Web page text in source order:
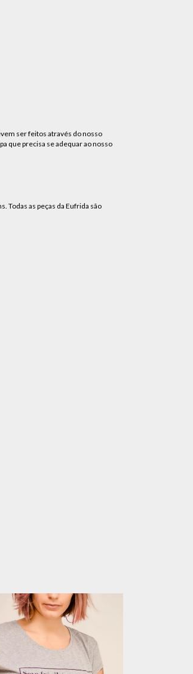
ser feitos através do nosso
que precisa se adequar ao nosso
Todas as peças da Eufrida são